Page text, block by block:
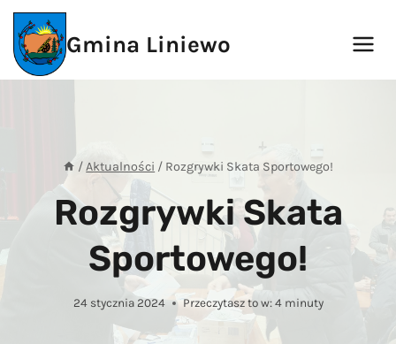
Przejdź
treści
Gmina Liniewo
/Aktualności / Rozgrywki Skata Sportowego!
Rozgrywki Skata
Sportowego!
24 stycznia 2024 Przeczytasz to w:4 minuty